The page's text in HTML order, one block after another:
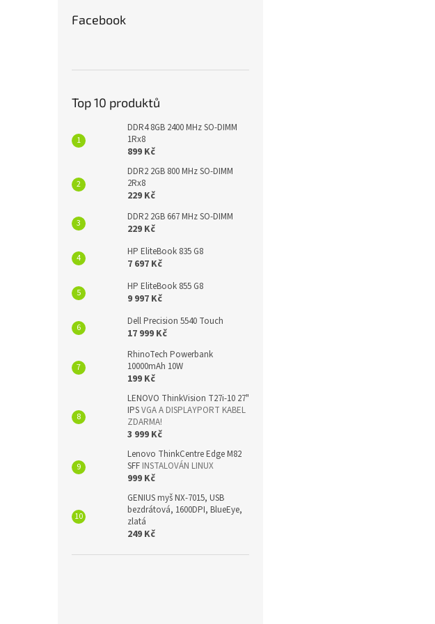
Facebook
Top 10 produktů
DDR4 8GB 2400 MHz SO-DIMM
1Rx8
899 Kč
DDR2 2GB 800 MHz SO-DIMM
2Rx8
229 Kč
DDR2 2GB 667 MHz SO-DIMM
229 Kč
HP EliteBook 835 G8
7 697 Kč
HP EliteBook 855 G8
9 997 Kč
Dell Precision 5540 Touch
17 999 Kč
RhinoTech Powerbank
10000mAh 10W
199 Kč
LENOVO ThinkVision T27i-10 27"
IPSVGA A DISPLAYPORT KABEL
ZDARMA!
3 999 Kč
Lenovo ThinkCentre Edge M82
SFF INSTALOVÁN LINUX
999 Kč
GENIUS myš NX-7015, USB
bezdrátová, 1600DPI, BlueEye,
zlatá
249 Kč